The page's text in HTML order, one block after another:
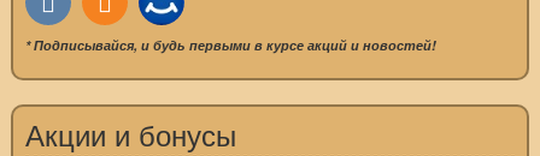
* Подписывайся, и будь первыми в курсе акций и новостей!
Акции и бонусы